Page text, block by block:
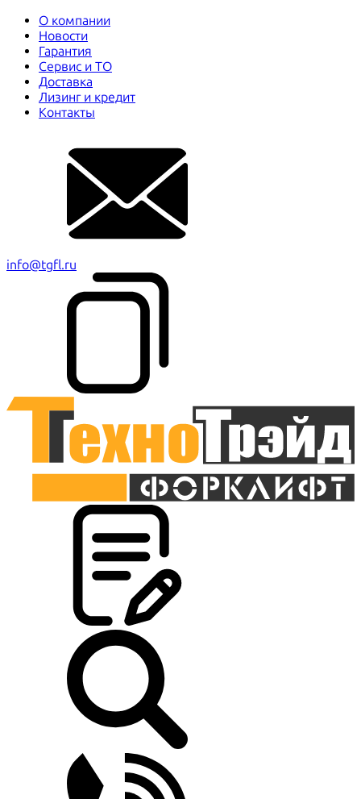
О компании
Новости
Гарантия
Сервис и ТО
Доставка
Лизинг и кредит
Контакты
info@tgfl.ru